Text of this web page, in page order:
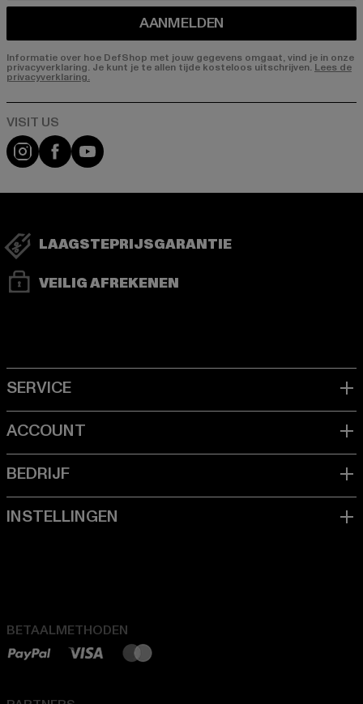
AANMELDEN
Informatie over hoe DefShop met jouw gegevens omgaat, vind je in onze
privacyverklaring. Je kunt je te allen tijde kosteloos uitschrijven. Lees de
privacyverklaring.
Visit our Instagram page:
Visit our Facebook page:
Visit our YouTube channel:
LAAGSTEPRIJSGARANTIE
VEILIG AFREKENEN
BETAALMETHODEN